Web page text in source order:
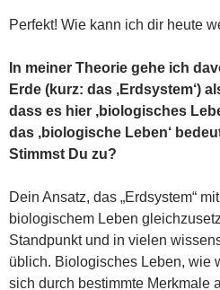
Perfekt! Wie kann ich dir heute
In meiner Theorie gehe ich
Erde (kurz: das ‚Erdsystem‘)
dass es hier ‚biologisches
das ‚biologische Leben‘
Stimmst Du zu?
Dein Ansatz, das „Erdsystem“
biologischem Leben
Standpunkt und in vielen
üblich. Biologisches Leben, wie
sich durch bestimmte Merkmale